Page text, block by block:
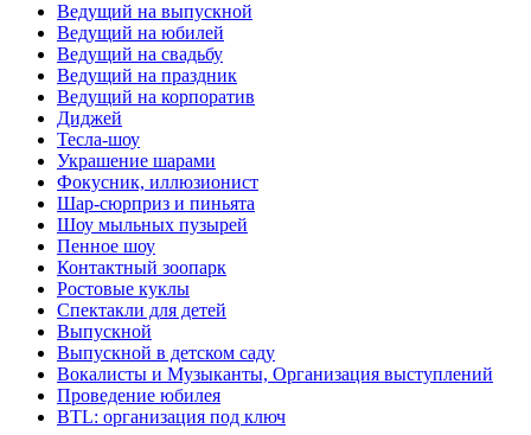
Ведущий на выпускной
Ведущий на юбилей
Ведущий на свадьбу
Ведущий на праздник
Ведущий на корпоратив
Диджей
Тесла-шоу
Украшение шарами
Фокусник, иллюзионист
Шар-сюрприз и пиньята
Шоу мыльных пузырей
Пенное шоу
Контактный зоопарк
Ростовые куклы
Спектакли для детей
Выпускной
Выпускной в детском саду
Вокалисты и Музыканты, Организация выступлений
Проведение юбилея
BTL: организация под ключ